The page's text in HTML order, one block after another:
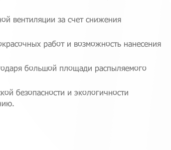
вентиляции за счет снижения
работ и возможность нанесения
большой площади распыляемого
безопасности и экологичности